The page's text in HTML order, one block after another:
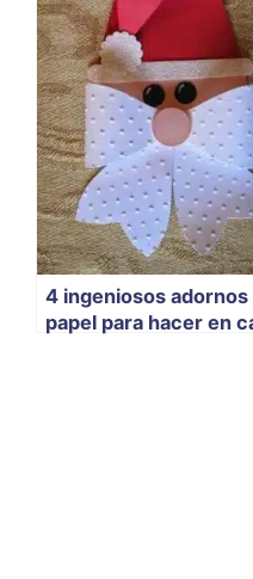
4 ingeniosos
papel para hacer en